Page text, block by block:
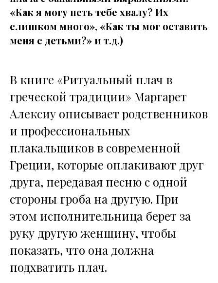
«Как я могу петь тебе хвалу? Их
слишком много», «Как ты мог оставить
меня с детьми?» и т.д.)
В книге «Ритуальный плач в
греческой традиции» Маргарет
Алексиу описывает родственников
и профессиональных
плакальщиков в современной
Греции, которые оплакивают друг
друга, передавая песню с одной
стороны гроба на другую. При
этом исполнительница берет за
руку другую женщину, чтобы
показать, что она должна
подхватить плач.